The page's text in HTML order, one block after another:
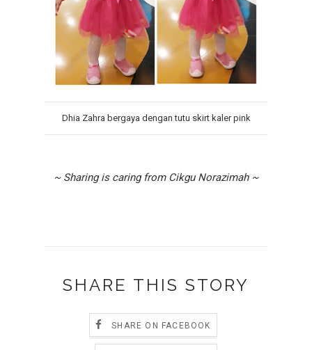
Dhia Zahra bergaya dengan tutu skirt kaler pink
~ Sharing is caring from Cikgu Norazimah ~
SHARE THIS STORY
SHARE ON FACEBOOK